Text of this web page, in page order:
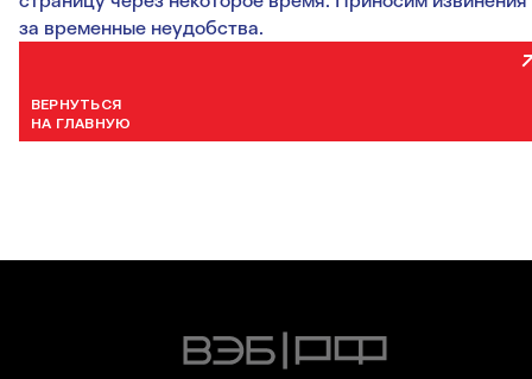
за временные неудобства.
ВЕРНУТЬСЯ
НА ГЛАВНУЮ